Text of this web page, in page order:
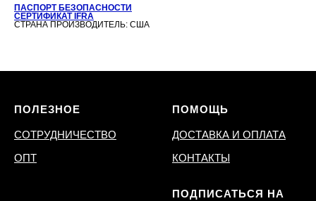
ПАСПОРТ БЕЗОПАСНОСТИ
СЕРТИФИКАТ IFRA
СТРАНА ПРОИЗВОДИТЕЛЬ: США
ПОЛЕЗНОЕ
СОТРУДНИЧЕСТВО
ОПТ
ПОМОЩЬ
ДОСТАВКА И ОПЛАТА
КОНТАКТЫ
ПОДПИСАТЬСЯ НА